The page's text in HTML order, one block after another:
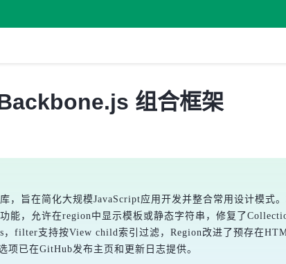
组合框架
，旨在简化大规模JavaScript应用开发并整合常用设计模式
能，允许在region中显示模板或静态字符串，修复了
filter支持按View child索引过滤，Region改进了预存在
已在GitHub发布主页和更新日志提供。